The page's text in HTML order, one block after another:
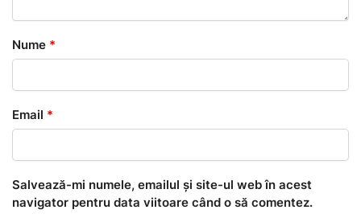
Nume *
Email *
Salvează-mi numele, emailul și site-ul web în acest
navigator pentru data viitoare când o să comentez.